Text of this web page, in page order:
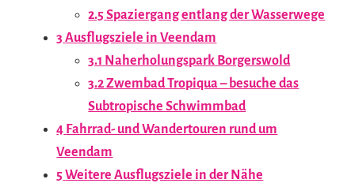
2.5Spaziergang entlang der Wasserwege
3 Ausflugsziele in Veendam
3.1 Naherholungspark Borgerswold
3.2Zwembad Tropiqua – besuche das
Subtropische Schwimmbad
4 Fahrrad- und Wandertouren rund um
Veendam
5Weitere Ausflugsziele in der Nähe